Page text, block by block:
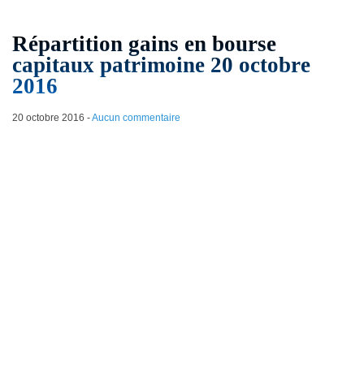
Répartition gains en bourse
capitaux patrimoine 20 octobre
2016
20 octobre 2016 -Aucun commentaire